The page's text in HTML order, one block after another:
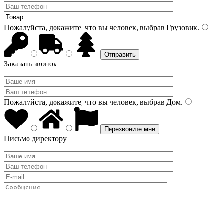
Пожалуйста, докажите, что вы человек, выбрав Грузовик.
Заказать звонок
Пожалуйста, докажите, что вы человек, выбрав Дом.
Письмо директору